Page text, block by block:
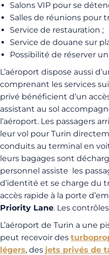
Salons VIP pour se
Salles de réunions pour
Service de restauration ;
Service de douane sur
Possibilité de réserver
L’aéroport dispose aussi
comprenant les services
privé bénéficient d’un
assistant au sol
l’aéroport. Les passagers
leur vol pour Turin
conduits au terminal en
leurs bagages sont
personnel assiste les
d’identité et se charge du
accès rapide à la porte
Priority Lane. Les
L’aéroport de Turin a une
peut recevoir des
légers, des jets privés de